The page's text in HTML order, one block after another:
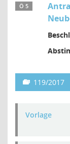
Ö 5
119/2017
Vorlage